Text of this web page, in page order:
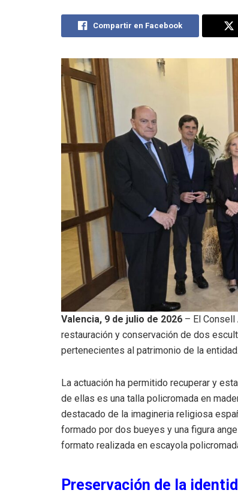
Compartir en Facebook
Valencia, 9 de julio de 2026 – El Consell
restauración y conservación de dos
pertenecientes al patrimonio de la entidad.
La actuación ha permitido recuperar y
de ellas es una talla policromada en
destacado de la imagineria religiosa
formado por dos bueyes y una figura
formato realizada en escayola
Preservación de la